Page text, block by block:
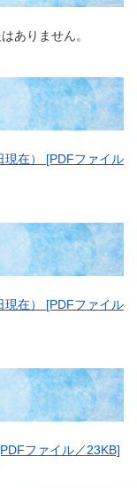
ありません。
在） [PDFファイル
在） [PDFファイル
ファイル／23KB]